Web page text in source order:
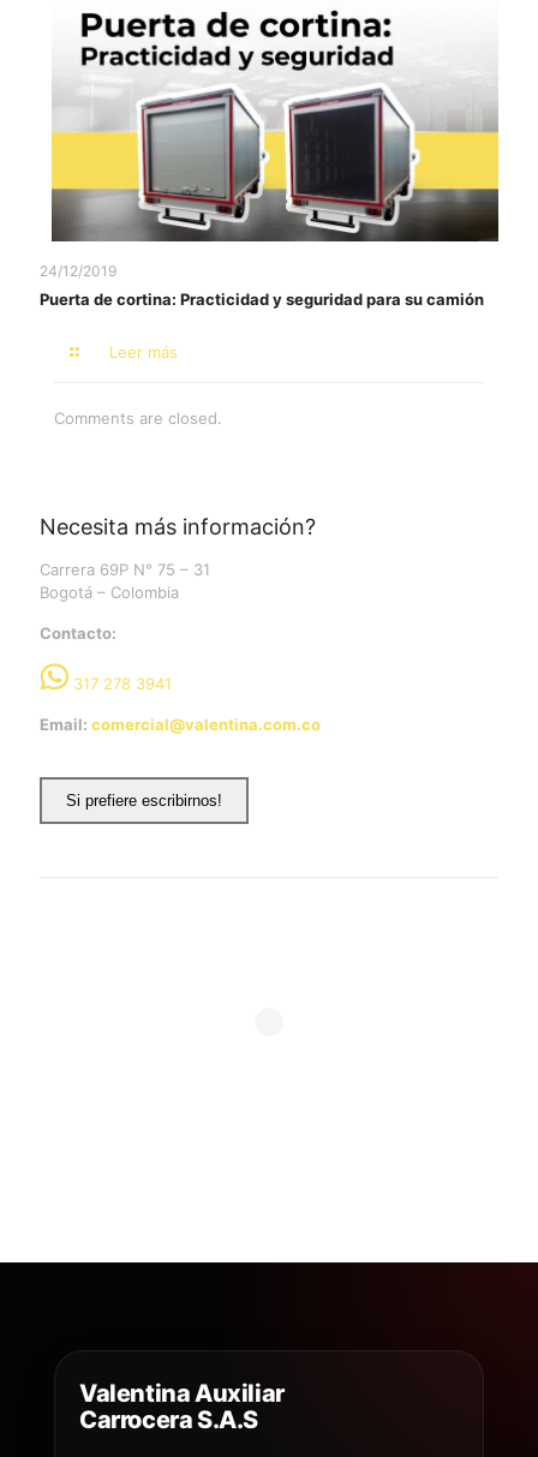
24/12/2019
Puerta de cortina: Practicidad y seguridad para su camión
Leer más
Comments are closed.
Necesita más información?
Carrera 69P N° 75 – 31
Bogotá – Colombia
Contacto:
317 278 3941
Email: comercial@valentina.com.co
Valentina Auxiliar
Carrocera S.A.S